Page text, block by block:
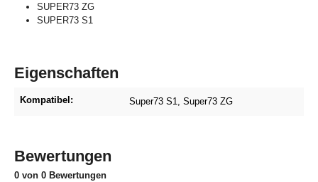
SUPER73 ZG
SUPER73 S1
Eigenschaften
Kompatibel: Super73 S1 , Super73 ZG
Bewertungen
0 von 0 Bewertungen